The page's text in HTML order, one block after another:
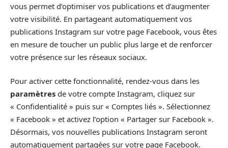
vous permet d’optimiser vos publications et d’augmenter
votre visibilité. En partageant automatiquement vos
publications Instagram sur votre page Facebook, vous êtes
en mesure de toucher un public plus large et de renforcer
votre présence sur les réseaux sociaux.
Pour activer cette fonctionnalité, rendez-vous dans les
paramètres de votre compte Instagram, cliquez sur
« Confidentialité » puis sur « Comptes liés ». Sélectionnez
« Facebook » et activez l’option « Partager sur Facebook ».
Désormais, vos nouvelles publications Instagram seront
automatiquement partagées sur votre page Facebook.